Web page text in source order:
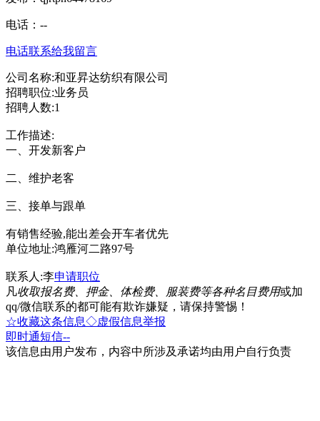
电话： --
电话联系给我留言
公司名称:和亚昇达纺织有限公司
招聘职位:业务员
招聘人数:1
工作描述:
一、开发新客户
二、维护老客
三、接单与跟单
有销售经验,能出差会开车者优先
单位地址:鸿雁河二路97号
联系人:李申请职位
凡收取报名费、押金、体检费、服装费等各种名目费用或加
qq/微信联系的都可能有欺诈嫌疑，请保持警惕！
☆收藏这条信息◇虚假信息举报
即时通短信--
该信息由用户发布，内容中所涉及承诺均由用户自行负责